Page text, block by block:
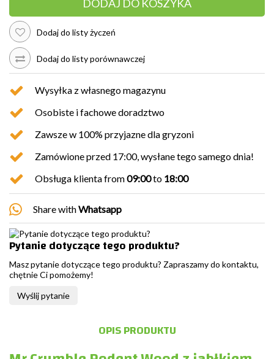
DODAJ DO KOSZYKA
Dodaj do listy życzeń
Dodaj do listy porównawczej
Wysyłka z własnego magazynu
Osobiste i fachowe doradztwo
Zawsze w 100% przyjazne dla gryzoni
Zamówione przed 17:00, wysłane tego samego dnia!
Obsługa klienta from09:00to 18:00
Share withWhatsapp
Pytanie dotyczące tego produktu?
Masz pytanie dotyczące tego produktu? Zapraszamy do kontaktu,
chętnie Ci pomożemy!
Wyślij pytanie
OPIS PRODUKTU